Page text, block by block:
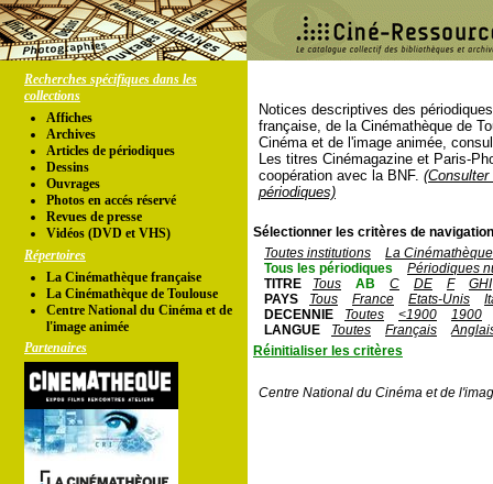
Recherches spécifiques dans les
collections
Affiches
Archives
Articles de périodiques
Dessins
Ouvrages
Photos en accés réservé
Revues de presse
Vidéos (DVD et VHS)
Répertoires
La Cinémathèque française
La Cinémathèque de Toulouse
Centre National du Cinéma et de
l'image animée
Partenaires
Notices descriptives des
française, de la Cinémathèque de
Cinéma et de l'image animée,
Les titres Cinémagazine et Paris-
coopération avec la BNF.
périodiques)
Sélectionner les critères de
Toutes institutions
La
Tous les périodiques
Périodiques
TITRE
Tous AB C DE F
GHI
PAYS
Tous France Etats-Unis
DECENNIE
Toutes <1900
1900
LANGUE
Toutes Français
Réinitialiser les critères
Centre National du Cinéma et de